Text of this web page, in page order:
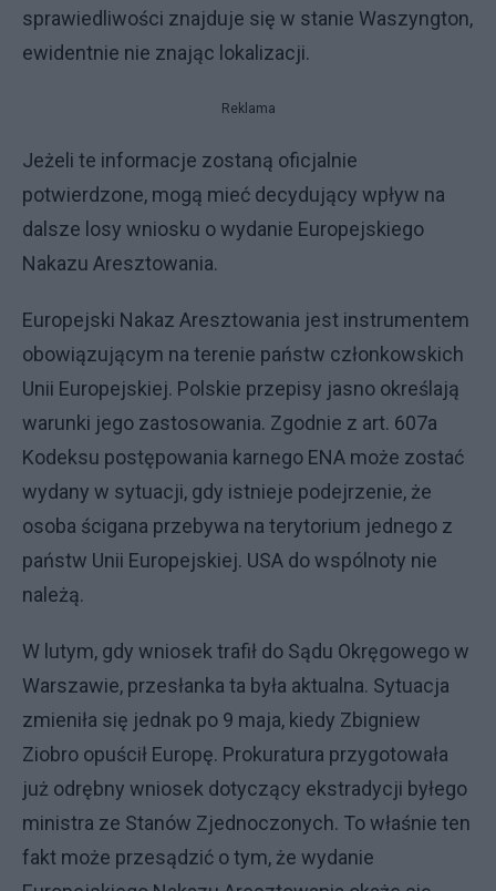
sprawiedliwości znajduje się w stanie Waszyngton,
ewidentnie nie znając lokalizacji.
Reklama
Jeżeli te informacje zostaną oficjalnie
potwierdzone, mogą mieć decydujący wpływ na
dalsze losy wniosku o wydanie Europejskiego
Nakazu Aresztowania.
Europejski Nakaz Aresztowania jest instrumentem
obowiązującym na terenie państw członkowskich
Unii Europejskiej. Polskie przepisy jasno określają
warunki jego zastosowania. Zgodnie z art. 607a
Kodeksu postępowania karnego ENA może zostać
wydany w sytuacji, gdy istnieje podejrzenie, że
osoba ścigana przebywa na terytorium jednego z
państw Unii Europejskiej. USA do wspólnoty nie
należą.
W lutym, gdy wniosek trafił do Sądu Okręgowego w
Warszawie, przesłanka ta była aktualna. Sytuacja
zmieniła się jednak po 9 maja, kiedy Zbigniew
Ziobro opuścił Europę. Prokuratura przygotowała
już odrębny wniosek dotyczący ekstradycji byłego
ministra ze Stanów Zjednoczonych. To właśnie ten
fakt może przesądzić o tym, że wydanie